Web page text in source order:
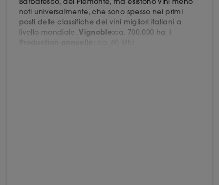
Barbaresco, del Piemonte, ma esistono vini meno
noti universalmente, che sono spesso nei primi
posti delle classifiche dei vini migliori italiani a
livello mondiale. Vignoble:ca. 700.000 ha |